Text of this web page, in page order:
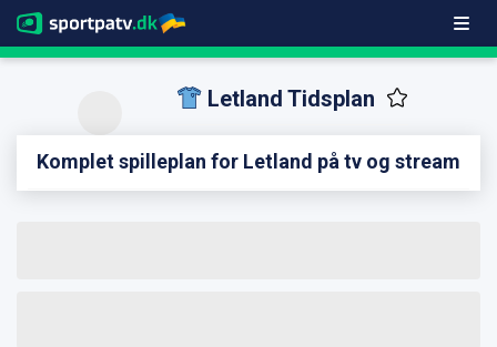
Letland Tidsplan
Komplet spilleplan for Letland på tv og stream